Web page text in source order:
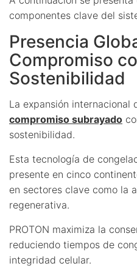
componentes clave del
Presencia
Compromiso
Sostenibilidad
La expansión internacional
compromiso subrayado
sostenibilidad.
Esta tecnología de
presente en cinco
en sectores clave como la
regenerativa.
PROTON maximiza la
reduciendo tiempos de
integridad celular.